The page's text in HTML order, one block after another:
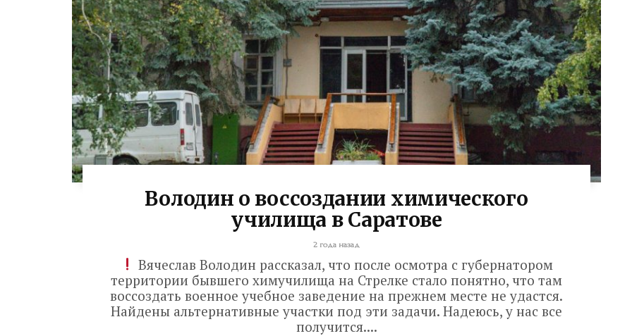
Володин о воссоздании химического
училища в Саратове
2 года назад
Вячеслав Володин рассказал, что после осмотра с губернатором
территории бывшего химучилища на Стрелке стало понятно, что там
воссоздать военное учебное заведение на прежнем месте не удастся.
Найдены альтернативные участки под эти задачи. Надеюсь, у нас все
получится....